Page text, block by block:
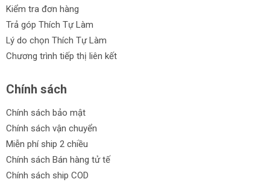
Kiểm tra đơn hàng
Trả góp Thích Tự Làm
Lý do chọn Thích Tự Làm
Chương trình tiếp thị liên kết
Chính sách
Chính sách bảo mật
Chính sách vận chuyển
Miễn phí ship 2 chiều
Chính sách Bán hàng tử tế
Chính sách ship COD